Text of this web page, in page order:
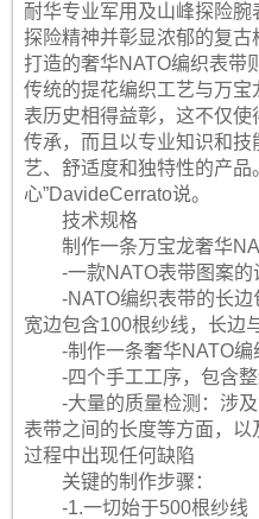
耐华专业军用及山峰探险
探险精神并彰显浓郁的复
打造的奢华NATO编织表带
传统的提花编织工艺与万宝
表历史相得益彰，这不仅
传承，而且以专业知识和
艺、舒适度和独特性的产品
心”DavideCerrato说。
技术规格
制作一条万宝龙奢华
-一款NATO表带图案
-NATO编织表带的长
宽边包含100根纱线，长边
-制作一条奢华NATO
-四个手工工序，包含
-大量的质量检测：涉
表带之间的长度等方面，
过程中出现任何缺陷
关键的制作步骤：
-1.一切始于500根纱线